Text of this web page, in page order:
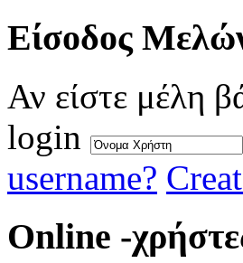
Eίσοδος
Αν είστε μέλη
login
username?
Online -